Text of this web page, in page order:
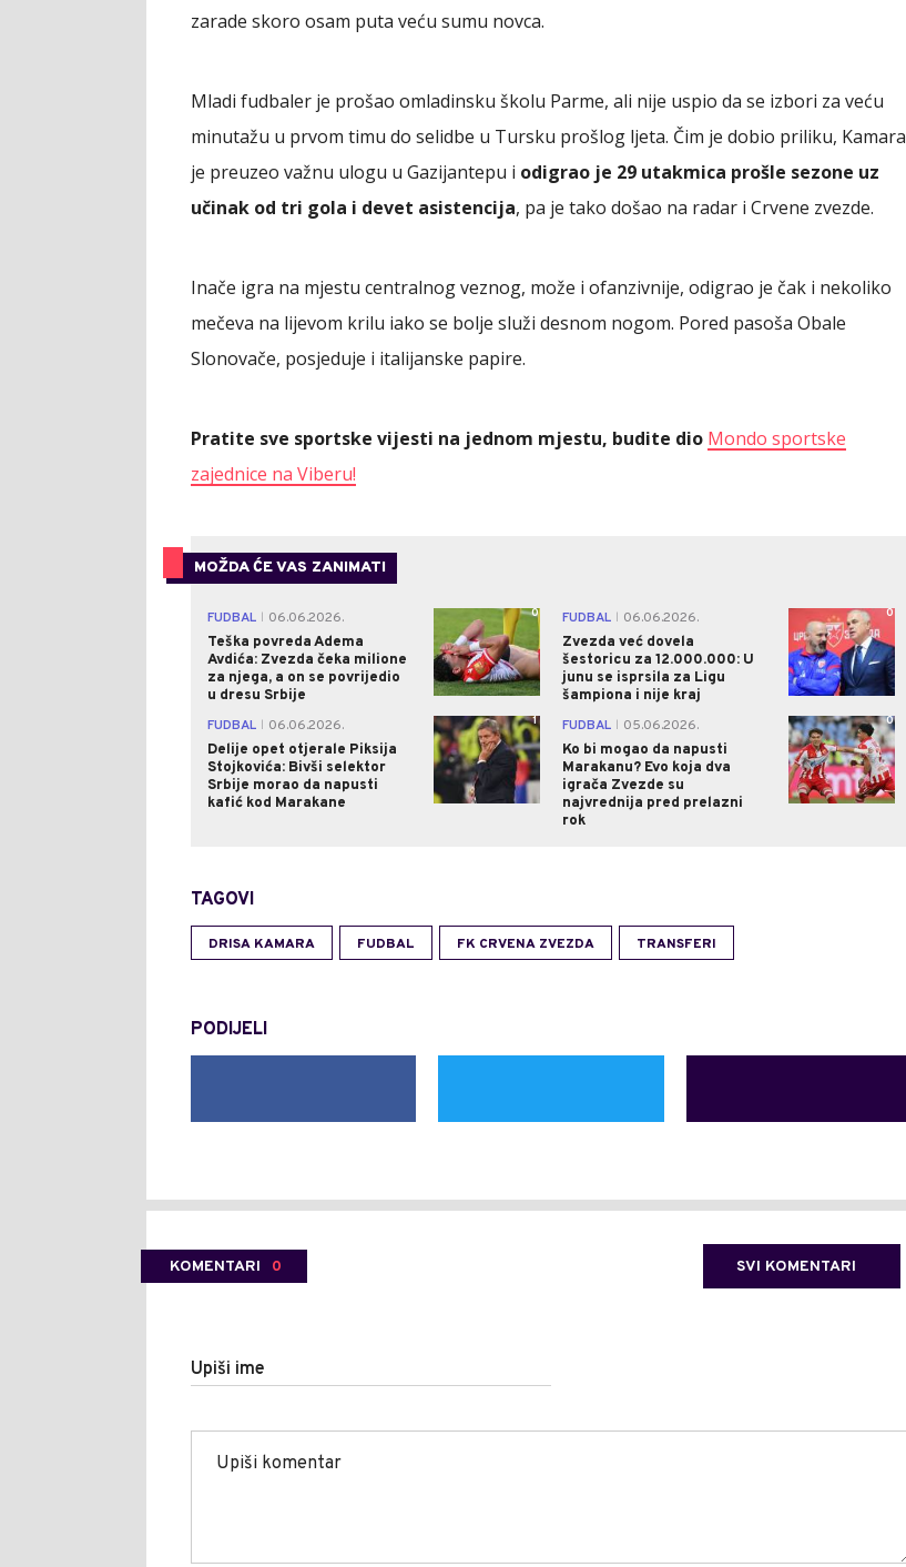
zarade skoro osam puta veću sumu novca.
Mladi fudbaler je prošao omladinsku školu Parme, ali nije uspio da se izbori za veću
minutažu u prvom timu do selidbe u Tursku prošlog ljeta. Čim je dobio priliku, Kamara
je preuzeo važnu ulogu u Gazijantepu i odigrao je 29 utakmica prošle sezone uz
učinak od tri gola i devet asistencija, pa je tako došao na radar i Crvene zvezde.
Inače igra na mjestu centralnog veznog, može i ofanzivnije, odigrao je čak i nekoliko
mečeva na lijevom krilu iako se bolje služi desnom nogom. Pored pasoša Obale
Slonovače, posjeduje i italijanske papire.
Pratite sve sportske vijesti na jednom mjestu, budite dio Mondo sportske
zajednice na Viberu!
MOŽDA ĆE VAS ZANIMATI
FUDBAL
06.06.2026.
Teška povreda Adema
Avdića: Zvezda čeka milione
za njega, a on se povrijedio
u dresu Srbije
0 FUDBAL
06.06.2026.
Zvezda već dovela
šestoricu za 12.000.000: U
junu se isprsila za Ligu
šampiona i nije kraj
0
FUDBAL
06.06.2026.
Delije opet otjerale Piksija
Stojkovića: Bivši selektor
Srbije morao da napusti
kafić kod Marakane
1 FUDBAL
05.06.2026.
Ko bi mogao da napusti
Marakanu? Evo koja dva
igrača Zvezde su
najvrednija pred prelazni
rok
0
TAGOVI
DRISA KAMARA FUDBAL FK CRVENA ZVEZDA TRANSFERI
PODIJELI
KOMENTARI 0 SVI KOMENTARI
Upiši ime